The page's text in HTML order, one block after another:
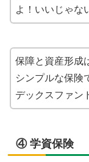
よ！いいじゃな
保障と資産形成
シンプルな保険
デックスファン
④ 学資保険